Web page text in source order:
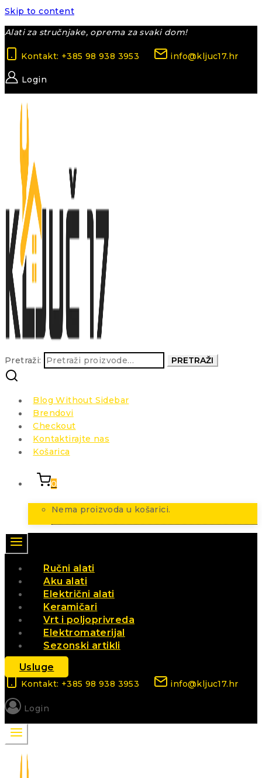
Skip to content
Alati za stručnjake, oprema za svaki dom!
Kontakt: +385 98 938 3953 info@kljuc17.hr
Login
Pretraži: PRETRAŽI
Blog Without Sidebar
Brendovi
Checkout
Kontaktirajte nas
Košarica
0
Nema proizvoda u košarici.
Ručni alati
Aku alati
Električni alati
Keramičari
Vrt i poljoprivreda
Elektromaterijal
Sezonski artikli
Usluge
Kontakt: +385 98 938 3953 info@kljuc17.hr
Login